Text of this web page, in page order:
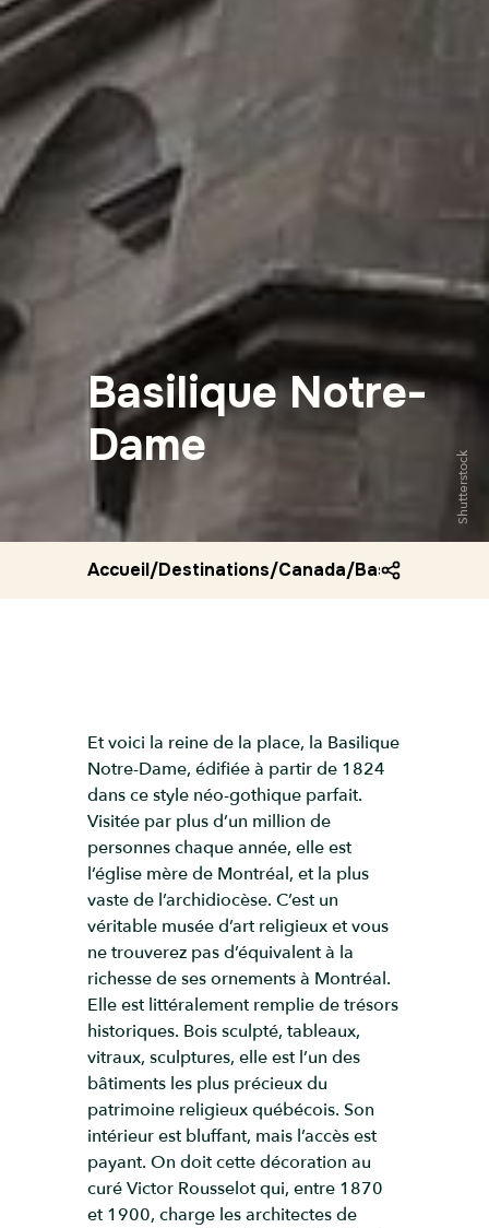
Basilique Notre-
Dame
Shutterstock
Accueil/Destinations/Canada/Basilique
Et voici la reine de la place, la Basilique
Notre-Dame, édifiée à partir de 1824
dans ce style néo-gothique parfait.
Visitée par plus d’un million de
personnes chaque année, elle est
l’église mère de Montréal, et la plus
vaste de l’archidiocèse. C’est un
véritable musée d’art religieux et vous
ne trouverez pas d’équivalent à la
richesse de ses ornements à Montréal.
Elle est littéralement remplie de trésors
historiques. Bois sculpté, tableaux,
vitraux, sculptures, elle est l’un des
bâtiments les plus précieux du
patrimoine religieux québécois. Son
intérieur est bluffant, mais l’accès est
payant. On doit cette décoration au
curé Victor Rousselot qui, entre 1870
et 1900, charge les architectes de